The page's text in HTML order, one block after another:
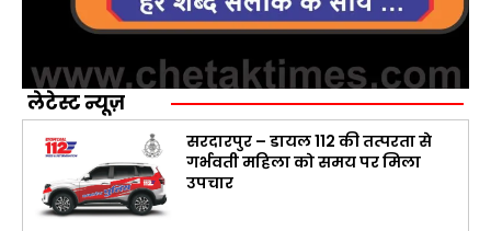
लेटेस्ट न्यूज़
सरदारपुर – डायल 112 की तत्परता से
गर्भवती महिला को समय पर मिला
उपचार